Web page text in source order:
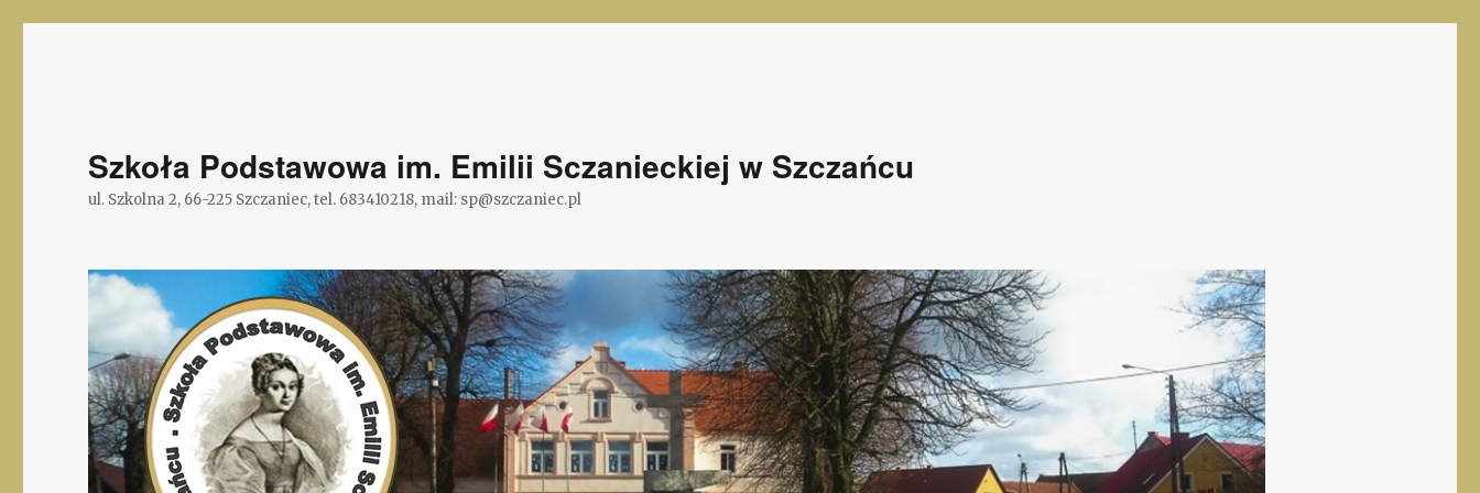
Szkoła Podstawowa im. Emilii Sczanieckiej w Szczańcu
ul. Szkolna 2, 66-225 Szczaniec, tel. 683410218, mail: sp@szczaniec.pl